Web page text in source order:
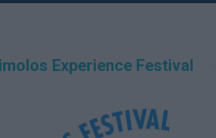
Experience Festival